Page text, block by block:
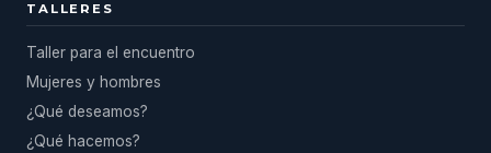
TALLERES
Taller para el encuentro
Mujeres y hombres
¿Qué deseamos?
¿Qué hacemos?